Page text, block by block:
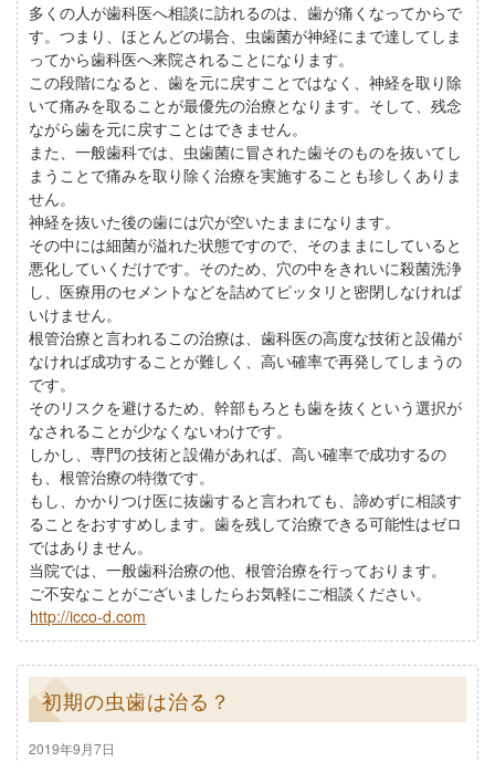
多くの人が歯科医へ相談に訪れるのは、歯が痛くなってからで
す。つまり、ほとんどの場合、虫歯菌が神経にまで達してしま
ってから歯科医へ来院されることになります。
この段階になると、歯を元に戻すことではなく、神経を取り除
いて痛みを取ることが最優先の治療となります。そして、残念
ながら歯を元に戻すことはできません。
また、一般歯科では、虫歯菌に冒された歯そのものを抜いてし
まうことで痛みを取り除く治療を実施することも珍しくありま
せん。
神経を抜いた後の歯には穴が空いたままになります。
その中には細菌が溢れた状態ですので、そのままにしていると
悪化していくだけです。そのため、穴の中をきれいに殺菌洗浄
し、医療用のセメントなどを詰めてピッタリと密閉しなければ
いけません。
根管治療と言われるこの治療は、歯科医の高度な技術と設備が
なければ成功することが難しく、高い確率で再発してしまうの
です。
そのリスクを避けるため、幹部もろとも歯を抜くという選択が
なされることが少なくないわけです。
しかし、専門の技術と設備があれば、高い確率で成功するの
も、根管治療の特徴です。
もし、かかりつけ医に抜歯すると言われても、諦めずに相談す
ることをおすすめします。歯を残して治療できる可能性はゼロ
ではありません。
当院では、一般歯科治療の他、根管治療を行っております。
ご不安なことがございましたらお気軽にご相談ください。
http://icco-d.com
初期の虫歯は治る？
2019年9月7日